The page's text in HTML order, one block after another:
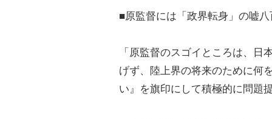
■原監督には「政界転身」の嘘八
「原監督のスゴイところは、
げず、陸上界の将来のために何
い』を旗印にして積極的に問題